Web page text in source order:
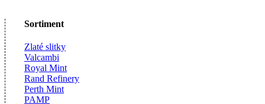
Sortiment
Zlaté slitky
Valcambi
Royal Mint
Rand Refinery
Perth Mint
PAMP